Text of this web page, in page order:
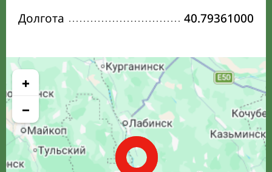
Долгота
40.79361000
+
−